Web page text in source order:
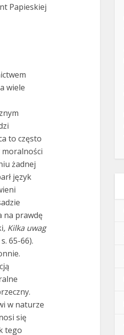
Papieskiej
wiele
to często
żadnej
język
na prawdę
, Kilka uwag
65-66).
w naturze
się
tego